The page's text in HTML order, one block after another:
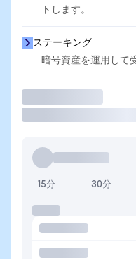
トします。
ステーキング
暗号資産を運用して
15分 30分